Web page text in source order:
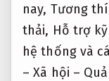
nay, Tương
thải, Hỗ trợ
hệ thống và
– Xã hội –